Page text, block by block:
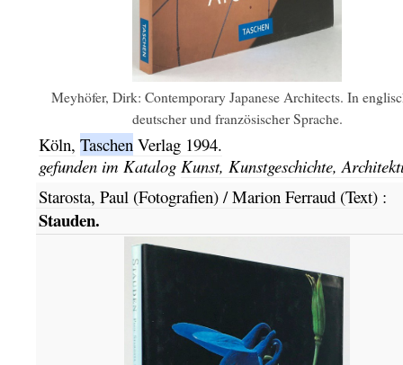
Meyhöfer, Dirk: Contemporary Japanese Architects. In
deutscher und französischer Sprache.
Köln, TaschenVerlag 1994.
gefunden im Katalog Kunst, Kunstgeschichte,
Starosta, Paul (Fotografien) / Marion Ferraud (Text):
Stauden.